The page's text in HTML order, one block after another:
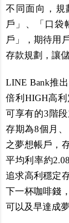
不同面向，規
戶」、「口袋
戶」，期待用
存款規劃，讓
LINE Bank推
倍利HIGH高
可享有的3階
存期為8個月
之夢想帳戶，
平均利率約
追求高利穩定
下一杯咖啡錢
可以及早達成夢